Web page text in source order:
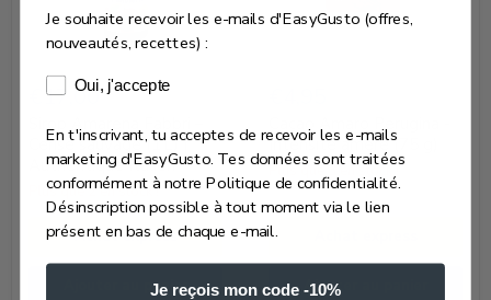
Amarena
Cerise
sauvage
(1 L)
€17,00
Sirop Amarena Fabbri –
Cerise sauvage (1 L) |
Authentique Italien
Plus que 2 en stock !
Achat express
Ajouter au panier
-
Intensité
(75
Cacao Amaro Perugina -
Intensité amère (75 g)
Plus que 3 en stock !
Ajouter au panier
Je souhaite recevoir les e-mails d'EasyGusto (offres,
nouveautés, recettes) :
Consentement e-mails marketing
Oui, j'accepte
En t'inscrivant, tu acceptes de recevoir les e-mails
marketing d'EasyGusto. Tes données sont traitées
conformément à notre Politique de confidentialité.
Désinscription possible à tout moment via le lien
présent en bas de chaque e-mail.
Je reçois mon code -10%